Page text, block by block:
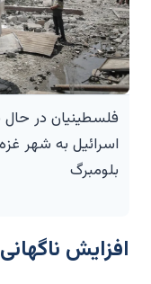
فلسطینیان در
بلومبرگ
افزایش